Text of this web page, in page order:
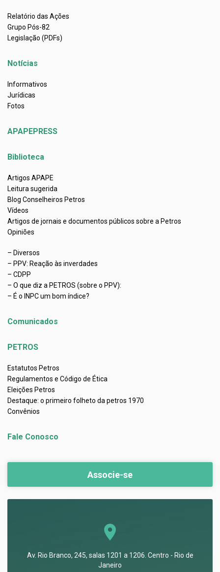
Relatório das Ações
Grupo Pós-82
Legislação (PDFs)
Notícias
Informativos
Jurídicas
Fotos
APAPEPRESS
Biblioteca
Artigos APAPE
Leitura sugerida
Blog Conselheiros Petros
Vídeos
Artigos de jornais e documentos públicos sobre a Petros
Opiniões
– Diversos
– PPV: Reação às inverdades
– CDPP
– O que diz a PETROS (sobre o PPV):
– É o INPC um bom índice?
Comunicados
PETROS
Estatutos Petros
Regulamentos e Código de Ética
Eleições Petros
Destaque: o primeiro folheto da petros 1970
Convênios
Fale Conosco
Associe-se
Av. Rio Branco, 245, salas 1201 a 1206. Centro - Rio de
Janeiro